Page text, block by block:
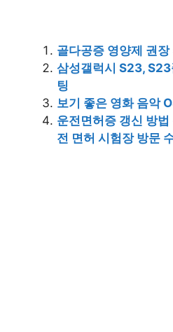
골다공증 영양제 권
삼성갤럭시 S23,
팅
보기 좋은 영화 음악
운전면허증 갱신 방
전 면허 시험장 방문